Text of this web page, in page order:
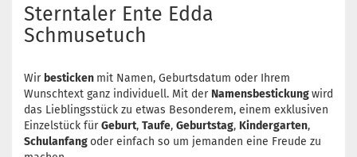
Sterntaler Ente Edda
Schmusetuch
Wir besticken mit Namen, Geburtsdatum oder Ihrem
Wunschtext ganz individuell. Mit der Namensbestickungwird
das Lieblingsstück zu etwas Besonderem, einem exklusiven
Einzelstück fürGeburt, Taufe, Geburtstag, Kindergarten,
Schulanfangoder einfach so um jemanden eine Freude zu